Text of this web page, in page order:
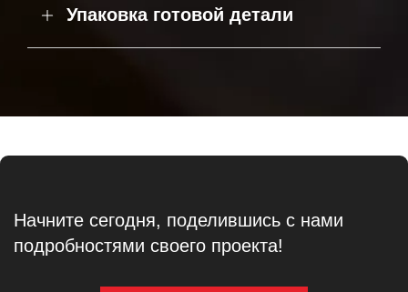
Упаковка готовой детали
Начните сегодня, поделившись с нами
подробностями своего проекта!